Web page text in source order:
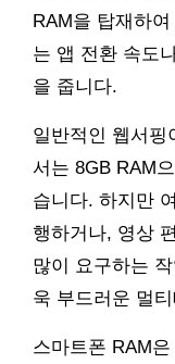
RAM을 탑재하
는 앱 전환 속도
을 줍니다.
일반적인 웹서핑
서는 8GB RAM
습니다. 하지만
행하거나, 영상
많이 요구하는
욱 부드러운 멀
스마트폰 RAM